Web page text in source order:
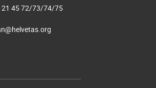
21 45 72/73/74/75